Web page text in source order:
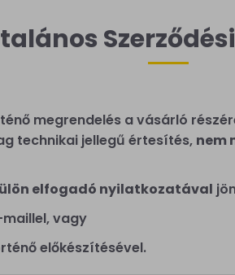
megrendelés a vásárló
technikai jellegű értesítés, nem
elfogadó nyilatkozatával
vagy
előkészítésével.